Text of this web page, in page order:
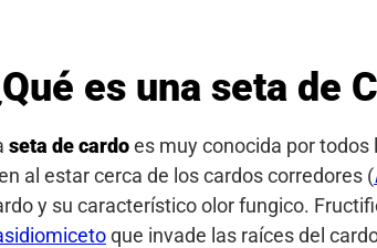
es una seta de
seta de cardoes muy conocida por
al estar cerca de los cardos corredores (
y su característico olor fungico.
que invade las raíces del